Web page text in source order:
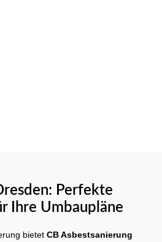
Perfekte
Ihre Umbaupläne
bietet CB Asbestsanierung